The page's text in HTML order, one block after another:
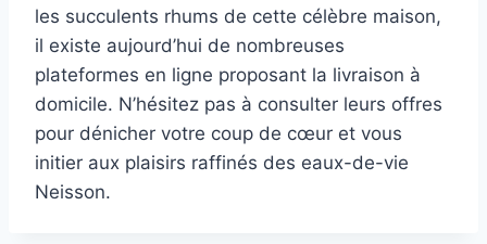
les succulents rhums de cette célèbre maison,
il existe aujourd’hui de nombreuses
plateformes en ligne proposant la livraison à
domicile. N’hésitez pas à consulter leurs offres
pour dénicher votre coup de cœur et vous
initier aux plaisirs raffinés des eaux-de-vie
Neisson.